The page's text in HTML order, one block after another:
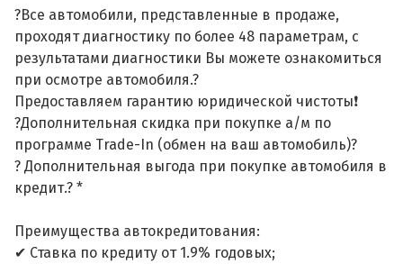
?Все автомобили, представленные в продаже,
проходят диагностику по более 48 параметрам, с
результатами диагностики Вы можете ознакомиться
при осмотре автомобиля.?
Предоставляем гарантию юридической чистоты❗
?Дополнительная скидка при покупке а/м по
программе Trade-In (обмен на ваш автомобиль)?
? Дополнительная выгода при покупке автомобиля в
кредит.? *
Преимущества автокредитования:
✔ Ставка по кредиту от 1.9% годовых;